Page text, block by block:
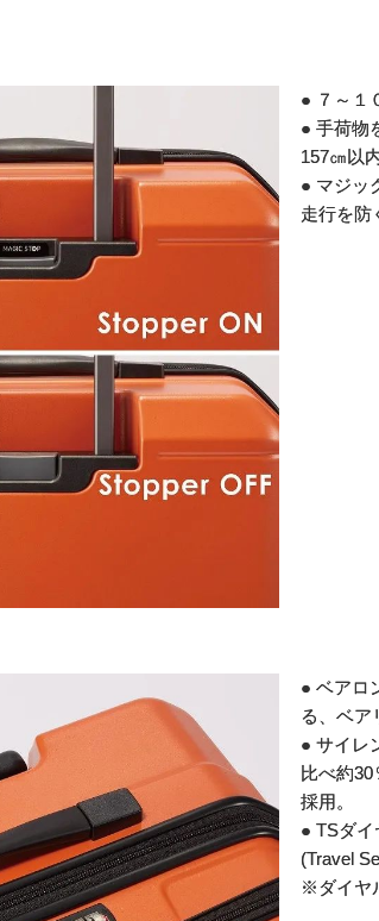
● ７～１
● 手荷物
157㎝以
● マジッ
走行を防
● ベアロ
る、ベア
● サイレ
比べ約
採用。
● TSダ
(Travel
※ダイヤ